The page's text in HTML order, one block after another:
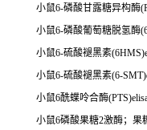
小鼠6-磷酸甘露糖异构酶
小鼠6-磷酸葡萄糖脱氢酶
小鼠6-硫酸褪黑素
小鼠6-硫酸褪黑素(6-
小鼠6酰蝶呤合酶
小鼠6磷酸果糖2激酶；果